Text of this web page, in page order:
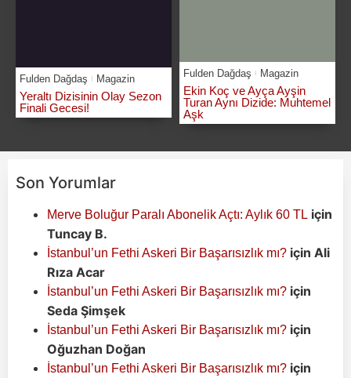
Fulden Dağdaş Magazin
Yeraltı Dizisinin Olay Sezon
Finali Gecesi!
Fulden Dağdaş Magazin
Ekin Koç ve Ayça Ayşin
Turan Aynı Dizide: Muhtemel
Aşk
Son Yorumlar
Merve Boluğur Paralı Abonelik Açtı: Aylık 60 TL için
Tuncay B.
İstanbul’un Fethi Askeri Bir Başarısızlık mı? için Ali
Rıza Acar
İstanbul’un Fethi Askeri Bir Başarısızlık mı? için
Seda Şimşek
İstanbul’un Fethi Askeri Bir Başarısızlık mı? için
Oğuzhan Doğan
İstanbul’un Fethi Askeri Bir Başarısızlık mı? için